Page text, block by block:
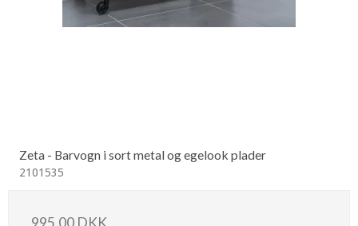
Zeta - Barvogn i sort metal og egelook plader
2101535
995,00 DKK